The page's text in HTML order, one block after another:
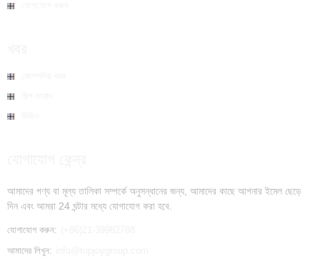
আমাদের পণ্য বা মূল্য তালিকা সম্পর্কে অনুসন্ধানের জন্য, আমাদের কাছে আপনার ইমেল ছেড়ে
দিন এবং আমরা 24 ঘন্টার মধ্যে যোগাযোগ করা হবে.
যোগাযোগ করুন:
আমাদের লিখুন: